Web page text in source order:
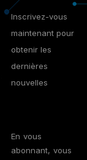
Inscrivez-vous
maintenant pour
obtenir les
dernières
nouvelles
En vous
abonnant, vous